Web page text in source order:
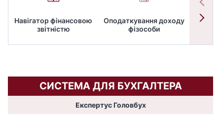
Навігатор фінансовою
звітністю
Оподаткування доходу
фізособи
СИСТЕМА ДЛЯ БУХГАЛТЕРА
Експертус Головбух